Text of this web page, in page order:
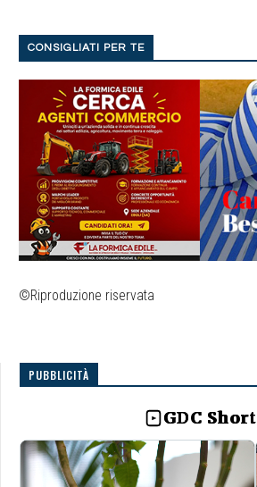
CONSIGLIATI PER TE
©Riproduzione riservata
PUBBLICITÀ
GDC Short